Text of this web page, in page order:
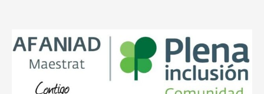
contenido